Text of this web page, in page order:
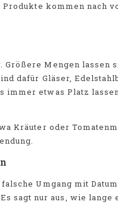
kommen nach
Mengen lassen
dafür Gläser,
immer etwas Platz
Kräuter oder
Umgang mit
sagt nur aus, wie lange